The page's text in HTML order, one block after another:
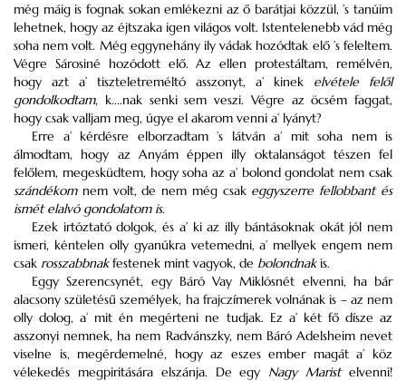
még máig is fognak sokan emlékezni az ő barátjai közzül, ’s tanúim
lehetnek, hogy az éjtszaka igen világos volt. Istentelenebb vád még
soha nem volt. Még eggynehány ily vádak hozódtak elő ’s feleltem.
Végre Sárosiné hozódott elő. Az ellen protestáltam, remélvén,
hogy azt a’ tiszteletreméltó asszonyt, a’ kinek elvétele felől
gondolkodtam, k....nak senki sem veszi. Végre az öcsém faggat,
hogy csak valljam meg, úgye el akarom venni a’ lyányt?
Erre a’ kérdésre elborzadtam ’s látván a’ mit soha nem is
álmodtam, hogy az Anyám éppen illy oktalanságot tészen fel
felőlem, megesküdtem, hogy soha az a’ bolond gondolat nem csak
szándékomnem volt, de nem még csak eggyszerre fellobbant és
ismét elalvó gondolatom is.
Ezek irtóztató dolgok, és a’ ki az illy bántásoknak okát jól nem
ismeri, kéntelen olly gyanúkra vetemedni, a’ mellyek engem nem
csak rosszabbnakfestenek mint vagyok, de bolondnakis.
Eggy Szerencsynét, egy Báró Vay Miklósnét elvenni, ha bár
alacsony születésű személyek, ha frajczímerek volnának is – az nem
olly dolog, a’ mit én megérteni ne tudjak. Ez a’ két fő dísze az
asszonyi nemnek, ha nem Radvánszky, nem Báró Adelsheim nevet
viselne is, megérdemelné, hogy az eszes ember magát a’ köz
vélekedés megpiritására elszánja. De egy Nagy Maristelvenni!